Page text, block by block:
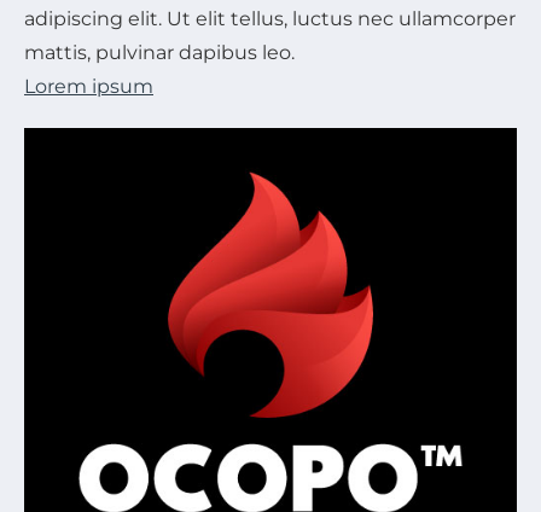
adipiscing elit. Ut elit tellus, luctus nec ullamcorper
mattis, pulvinar dapibus leo.
Lorem ipsum